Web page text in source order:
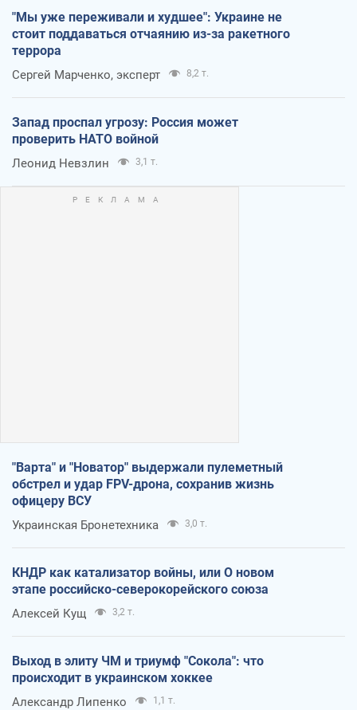
"Мы уже переживали и худшее": Украине не
стоит поддаваться отчаянию из-за ракетного
террора
Сергей Марченко, эксперт 8,2 т.
Запад проспал угрозу: Россия может
проверить НАТО войной
Леонид Невзлин 3,1 т.
"Варта" и "Новатор" выдержали пулеметный
обстрел и удар FPV-дрона, сохранив жизнь
офицеру ВСУ
Украинская Бронетехника 3,0 т.
КНДР как катализатор войны, или О новом
этапе российско-северокорейского союза
Алексей Кущ 3,2 т.
Выход в элиту ЧМ и триумф "Сокола": что
происходит в украинском хоккее
Александр Липенко 1,1 т.